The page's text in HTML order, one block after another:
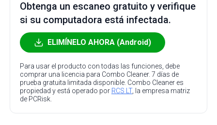
Obtenga un escaneo gratuito y verifique
si su computadora está infectada.
ELIMÍNELO AHORA (Android)
Para usar el producto con todas las funciones, debe
comprar una licencia para Combo Cleaner. 7 días de
prueba gratuita limitada disponible. Combo Cleaner es
propiedad y está operado por RCS LT, la empresa matriz
de PCRisk.